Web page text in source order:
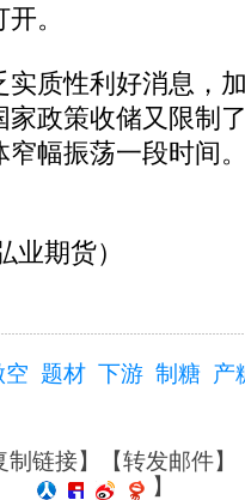
。
质性利好消息，
政策收储又限制
窄幅振荡一段时间
期货）
空 题材 下游 制糖 产
制链接】【转发邮件】
】